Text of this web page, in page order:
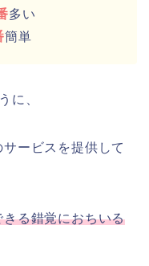
多い
簡単
に、
ービスを提供して
る錯覚におちいる